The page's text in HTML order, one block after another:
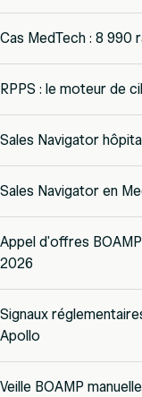
Cas MedTech : 8 990
RPPS : le moteur de
Sales Navigator
Sales Navigator en
Appel d'offres
2026
Signaux
Apollo
Veille BOAMP